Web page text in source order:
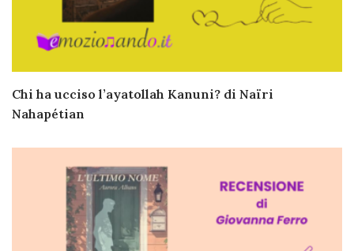
Chi ha ucciso l’ayatollah Kanuni? di Naïri
Nahapétian